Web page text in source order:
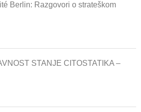
Berlin: Razgovori o strateškom
STANJE CITOSTATIKA –